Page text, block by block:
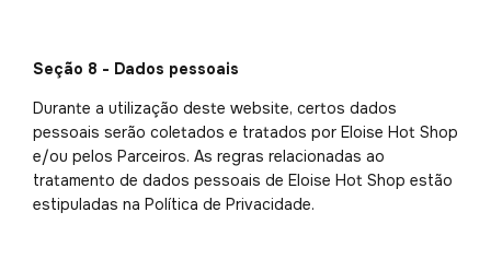
Seção 8 - Dados pessoais
Durante a utilização deste website, certos dados
pessoais serão coletados e tratados por Eloise Hot Shop
e/ou pelos Parceiros. As regras relacionadas ao
tratamento de dados pessoais de Eloise Hot Shop estão
estipuladas na Política de Privacidade.